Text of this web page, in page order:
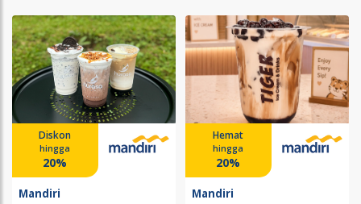
Diskon
hingga
20%
Mandiri
Hemat
hingga
20%
Mandiri